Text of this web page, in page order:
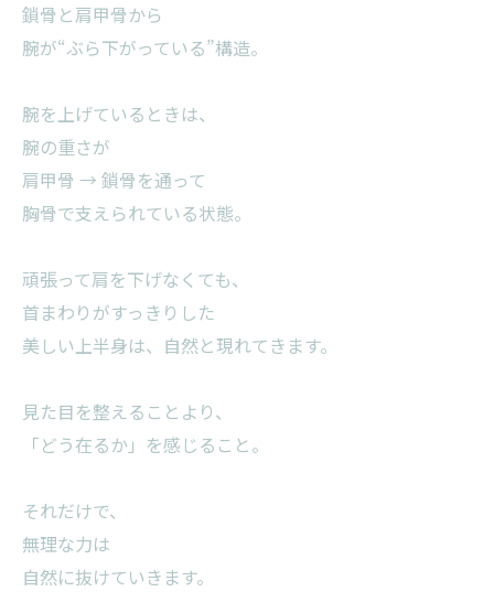
鎖骨と肩甲骨から
腕が“ぶら下がっている”構造。
腕を上げているときは、
腕の重さが
肩甲骨 → 鎖骨を通って
胸骨で支えられている状態。
頑張って肩を下げなくても、
首まわりがすっきりした
美しい上半身は、自然と現れてきます。
見た目を整えることより、
「どう在るか」を感じること。
それだけで、
無理な力は
自然に抜けていきます。